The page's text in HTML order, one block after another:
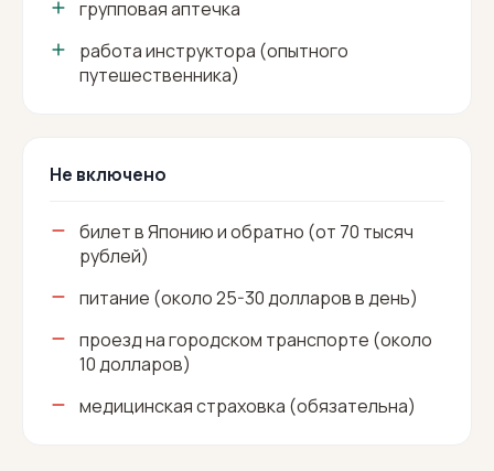
групповая аптечка
работа инструктора (опытного
путешественника)
Не включено
билет в Японию и обратно (от 70 тысяч
рублей)
питание (около 25-30 долларов в день)
проезд на городском транспорте (около
10 долларов)
медицинская страховка (обязательна)